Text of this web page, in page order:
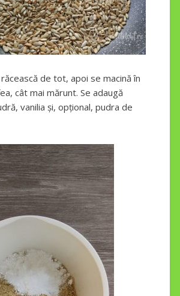
de tot, apoi se macină în
cât mai mărunt. Se adaugă
vanilia și, opțional, pudra de